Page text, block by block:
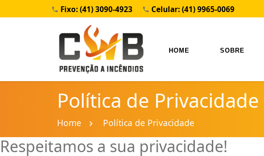
Fixo: (41) 3090-4923 Celular: (41) 9965-0069
HOME SOBRE
Política de Privacidade
Home Política de Privacidade
Respeitamos a sua privacidade!